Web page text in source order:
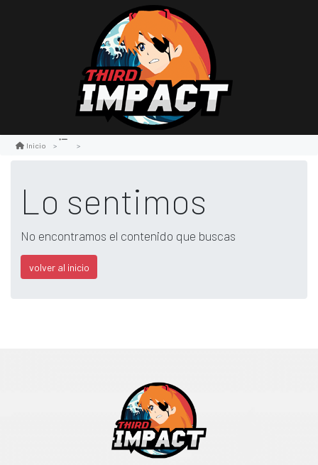
Inicio
Lo sentimos
No encontramos el contenido que buscas
volver al inicio